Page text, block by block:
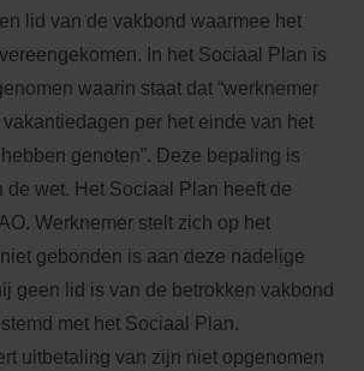
lid van de vakbond waarmee het
In het Sociaal Plan is
waarin staat dat “werknemer
per het einde van het
genoten”. Deze bepaling is
de wet. Het Sociaal Plan heeft de
Werknemer stelt zich op het
gebonden is aan deze nadelige
geen lid is van de betrokken vakbond
met het Sociaal Plan.
uitbetaling van zijn niet opgenomen